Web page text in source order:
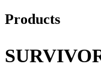
Products